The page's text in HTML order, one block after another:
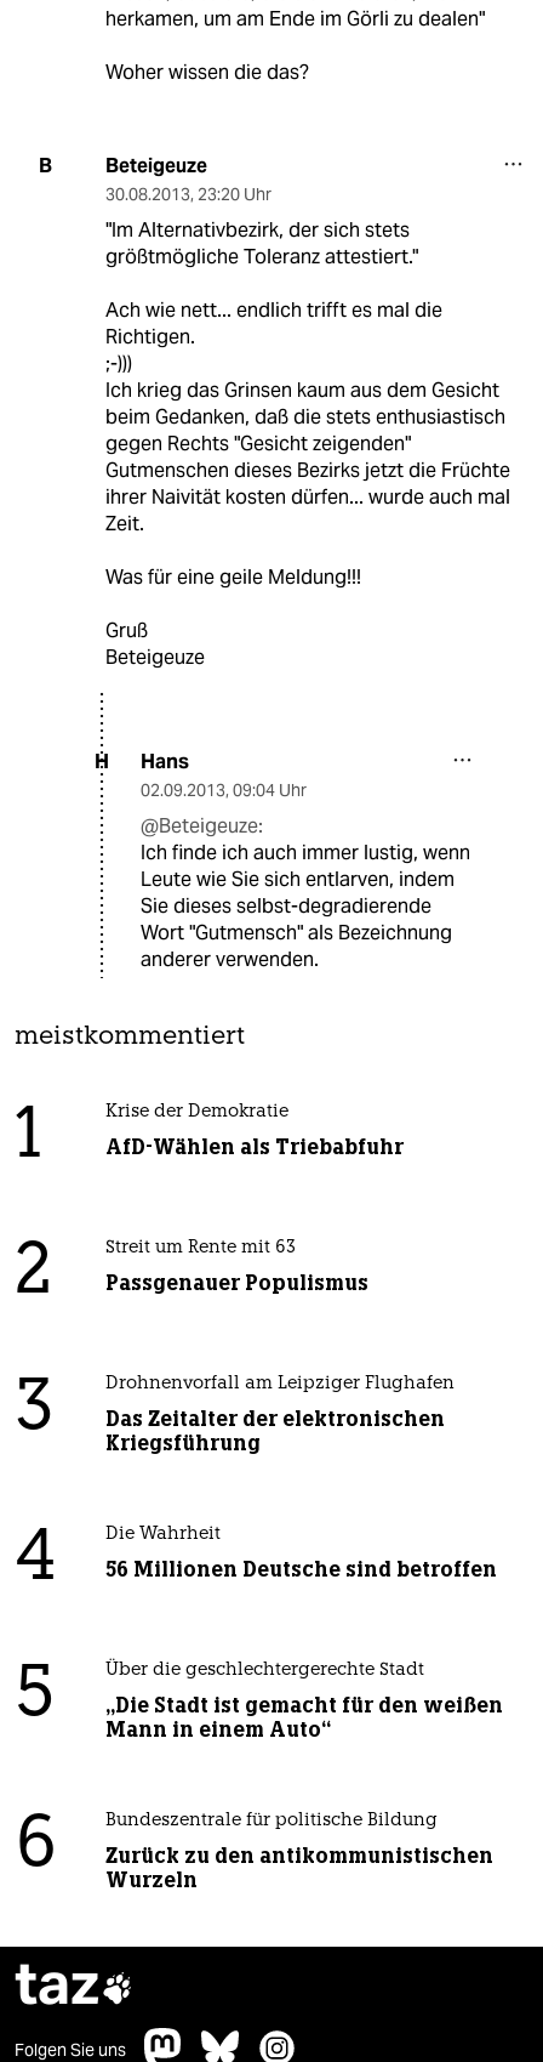
herkamen, um am Ende im Görli zu dealen"
Woher wissen die das?
B Beteigeuze
30.08.2013, 23:20 Uhr
"Im Alternativbezirk, der sich stets
größtmögliche Toleranz attestiert."
Ach wie nett... endlich trifft es mal die
Richtigen.
;-)))
Ich krieg das Grinsen kaum aus dem Gesicht
beim Gedanken, daß die stets enthusiastisch
gegen Rechts "Gesicht zeigenden"
Gutmenschen dieses Bezirks jetzt die Früchte
ihrer Naivität kosten dürfen... wurde auch mal
Zeit.
Was für eine geile Meldung!!!
Gruß
Beteigeuze
H Hans
02.09.2013, 09:04 Uhr
@Beteigeuze:
Ich finde ich auch immer lustig, wenn
Leute wie Sie sich entlarven, indem
Sie dieses selbst-degradierende
Wort "Gutmensch" als Bezeichnung
anderer verwenden.
meistkommentiert
1 Krise der Demokratie
AfD-Wählen als Triebabfuhr
2 Streit um Rente mit 63
Passgenauer Populismus
3 Drohnenvorfall am Leipziger Flughafen
Das Zeitalter der elektronischen
Kriegsführung
4 Die Wahrheit
56 Millionen Deutsche sind betroffen
5 Über die geschlechtergerechte Stadt
„Die Stadt ist gemacht für den weißen
Mann in einem Auto“
6 Bundeszentrale für politische Bildung
Zurück zu den antikommunistischen
Wurzeln
taz
Folgen Sie uns